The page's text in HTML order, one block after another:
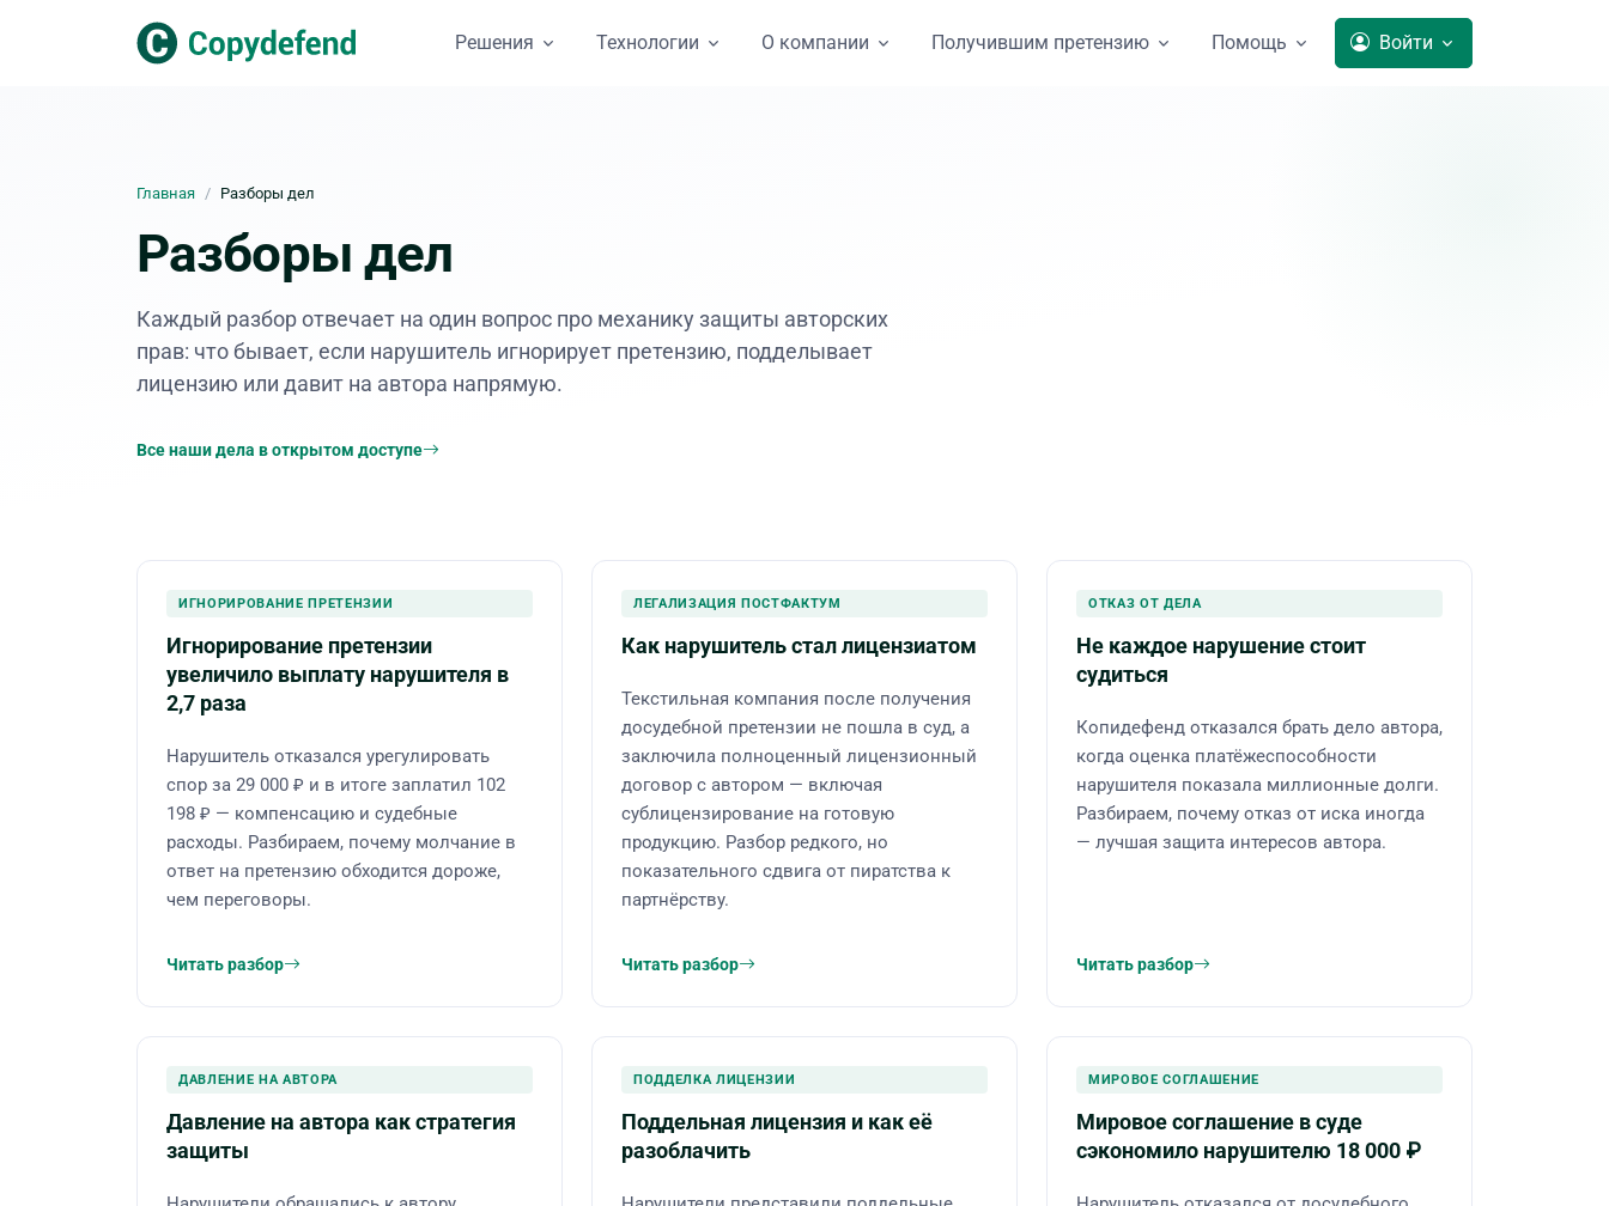
Решения Технологии О компании Получившим претензию Помощь Войти
Главная Разборы дел
Разборы дел
Каждый разбор отвечает на один вопрос про механику защиты авторских
прав: что бывает, если нарушитель игнорирует претензию, подделывает
лицензию или давит на автора напрямую.
Все наши дела в открытом доступе
ИГНОРИРОВАНИЕ ПРЕТЕНЗИИ
Игнорирование претензии
увеличило выплату нарушителя в
2,7 раза
Нарушитель отказался урегулировать
спор за 29 000 ₽ и в итоге заплатил 102
198 ₽ — компенсацию и судебные
расходы. Разбираем, почему молчание в
ответ на претензию обходится дороже,
чем переговоры.
Читать разбор
ЛЕГАЛИЗАЦИЯ ПОСТФАКТУМ
Как нарушитель стал лицензиатом
Текстильная компания после получения
досудебной претензии не пошла в суд, а
заключила полноценный лицензионный
договор с автором — включая
сублицензирование на готовую
продукцию. Разбор редкого, но
показательного сдвига от пиратства к
партнёрству.
Читать разбор
ОТКАЗ ОТ ДЕЛА
Не каждое нарушение стоит
судиться
Копидефенд отказался брать дело автора,
когда оценка платёжеспособности
нарушителя показала миллионные долги.
Разбираем, почему отказ от иска иногда
— лучшая защита интересов автора.
Читать разбор
ДАВЛЕНИЕ НА АВТОРА
Давление на автора как стратегия
защиты
ПОДДЕЛКА ЛИЦЕНЗИИ
Поддельная лицензия и как её
разоблачить
МИРОВОЕ СОГЛАШЕНИЕ
Мировое соглашение в суде
сэкономило нарушителю 18 000 ₽